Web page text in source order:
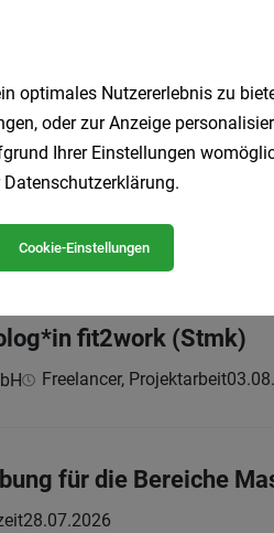
Söhne Ges.mbH
(w/m/d)
fit2work (Stmk)
Freelancer, Projektarbeit
für die Bereiche
28.07.2026
optimales Nutzererlebnis zu
oder zur Anzeige
Ihrer Einstellungen
Datenschutzerklärung.
Cookie-Einstellungen